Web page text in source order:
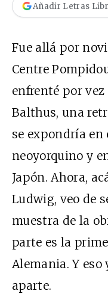
Añadir Letras
Fue allá por
Centre
enfrenté por
Balthus, una
se expondría
neoyorquino y
Japón. Ahora,
Ludwig, veo de
muestra de la
parte es la
Alemania. Y
aparte.